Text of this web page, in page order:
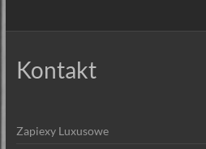
Kontakt
Zapiexy Luxusowe